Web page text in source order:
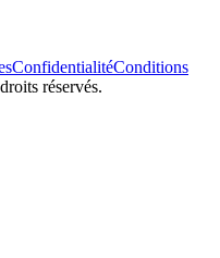
ConfidentialitéConditions
réservés.